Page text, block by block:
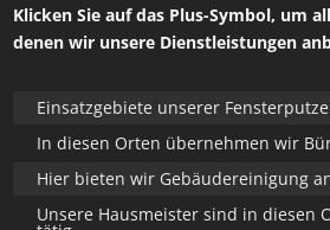
Klicken Sie auf das Plus-Symbol, um
denen wir unsere Dienstleistungen
Einsatzgebiete unserer
In diesen Orten übernehmen wir
Hier bieten wir Gebäudereinigung
Unsere Hausmeister sind in diesen